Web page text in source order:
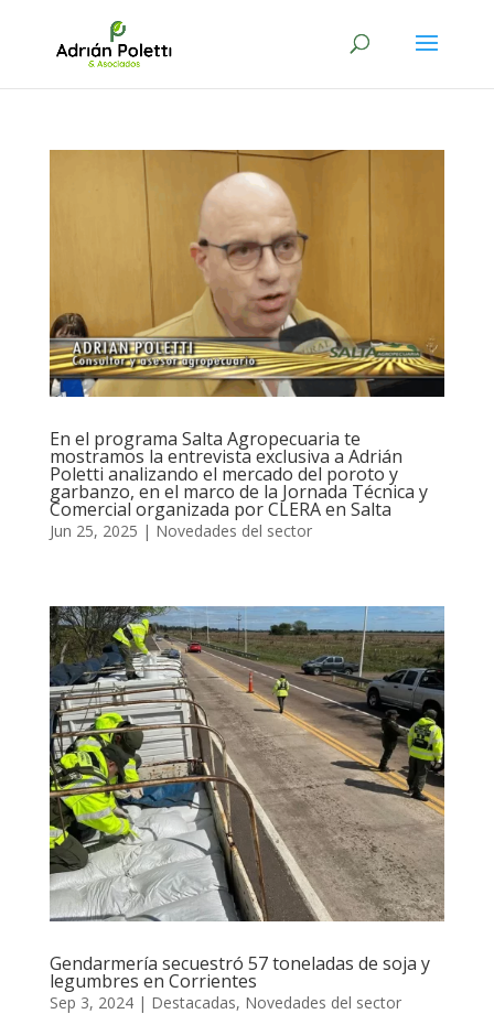
En el programa Salta Agropecuaria te
mostramos la entrevista exclusiva a Adrián
Poletti analizando el mercado del poroto y
garbanzo, en el marco de la Jornada Técnica y
Comercial organizada por CLERA en Salta
Jun 25, 2025 | Novedades del sector
Gendarmería secuestró 57 toneladas de soja y
legumbres en Corrientes
Sep 3, 2024| Destacadas, Novedades del sector